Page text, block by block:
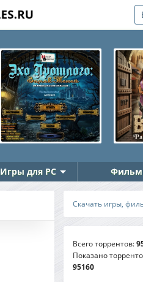
Игры для PC
Скачать игры,
Всего торрентов:
Показано
95160